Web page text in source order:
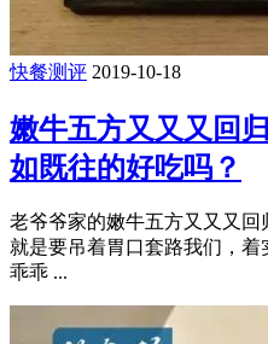
快餐测评 2019-10-18
嫩牛五方又又又回
如既往的好吃吗？
老爷爷家的嫩牛五方又又又
就是要吊着胃口套路我们，
乖乖 ...